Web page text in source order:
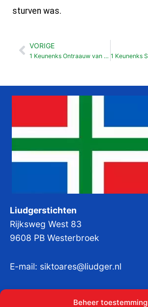
Beheer toestemming
sturven was.
Vorige
VORIGE
1 Keunenks Ontraauw van Salomo (11:1-13)
Liudgerstichten
Rijksweg West 83
9608 PB Westerbroek
E-mail: siktoares@liudger.nl